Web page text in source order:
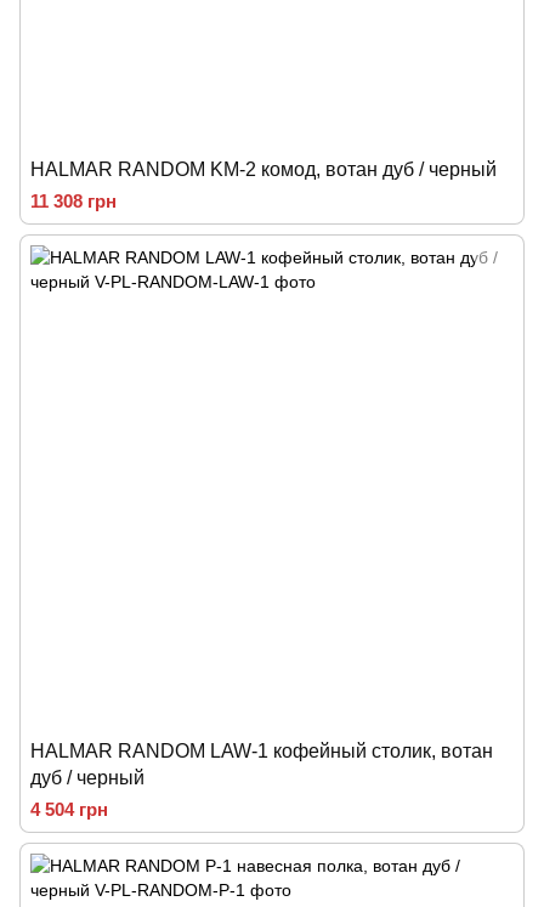
HALMAR RANDOM KM-2 комод, вотан дуб / черный
11 308 грн
HALMAR RANDOM LAW-1 кофейный столик, вотан
дуб / черный
4 504 грн